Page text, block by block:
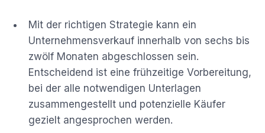
Mit der richtigen Strategie kann ein
Unternehmensverkauf innerhalb von sechs bis
zwölf Monaten abgeschlossen sein.
Entscheidend ist eine frühzeitige Vorbereitung,
bei der alle notwendigen Unterlagen
zusammengestellt und potenzielle Käufer
gezielt angesprochen werden.